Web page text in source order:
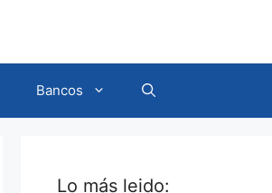
Bancos
Lo más leido: